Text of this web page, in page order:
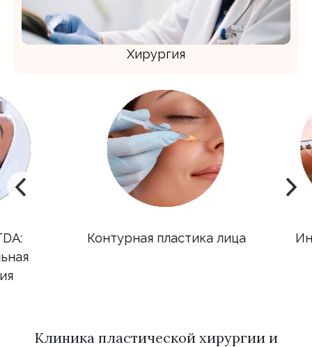
Хирургия
Контурная пластика лица
Клиника пластической хирургии и